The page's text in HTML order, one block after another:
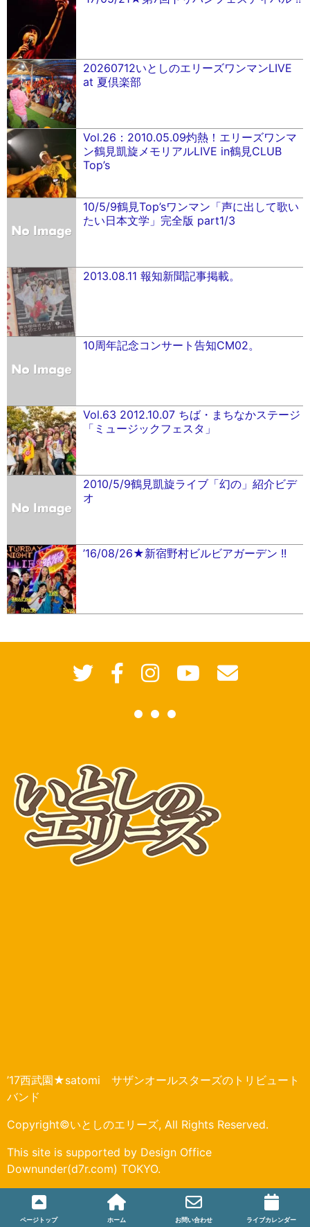
20260712いとしのエリーズワンマンLIVE
at 夏倶楽部
Vol.26：2010.05.09灼熱！エリーズワンマ
ン鶴見凱旋メモリアルLIVE in鶴見CLUB
Top’s
10/5/9鶴見Top’sワンマン「声に出して歌い
たい日本文学」完全版 part1/3
2013.08.11 報知新聞記事掲載。
10周年記念コンサート告知CM02。
Vol.63 2012.10.07 ちば・まちなかステージ
「ミュージックフェスタ」
2010/5/9鶴見凱旋ライブ「幻の」紹介ビデ
オ
’16/08/26★新宿野村ビルビアガーデン !!
’17西武園★satomi サザンオールスターズのトリビュート
バンド
Copyright©いとしのエリーズ, All Rights Reserved.
This site is supported by Design Office
Downunder(d7r.com) TOKYO.